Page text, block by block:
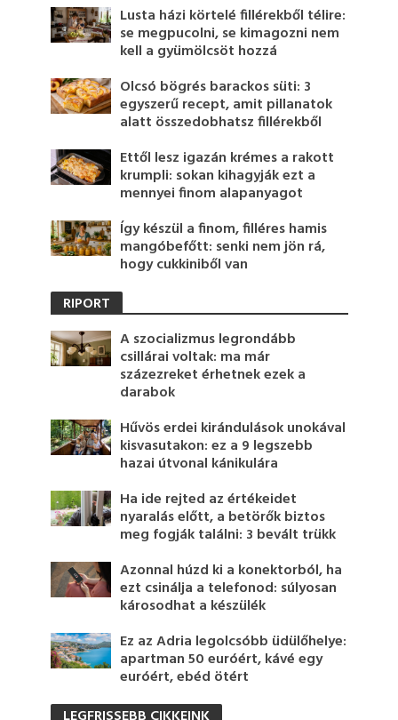
Lusta házi körtelé fillérekből télire:
se megpucolni, se kimagozni nem
kell a gyümölcsöt hozzá
Olcsó bögrés barackos süti: 3
egyszerű recept, amit pillanatok
alatt összedobhatsz fillérekből
Ettől lesz igazán krémes a rakott
krumpli: sokan kihagyják ezt a
mennyei finom alapanyagot
Így készül a finom, filléres hamis
mangóbefőtt: senki nem jön rá,
hogy cukkiniből van
RIPORT
A szocializmus legrondább
csillárai voltak: ma már
százezreket érhetnek ezek a
darabok
Hűvös erdei kirándulások unokával
kisvasutakon: ez a 9 legszebb
hazai útvonal kánikulára
Ha ide rejted az értékeidet
nyaralás előtt, a betörők biztos
meg fogják találni: 3 bevált trükk
Azonnal húzd ki a konektorból, ha
ezt csinálja a telefonod: súlyosan
károsodhat a készülék
Ez az Adria legolcsóbb üdülőhelye:
apartman 50 euróért, kávé egy
euróért, ebéd ötért